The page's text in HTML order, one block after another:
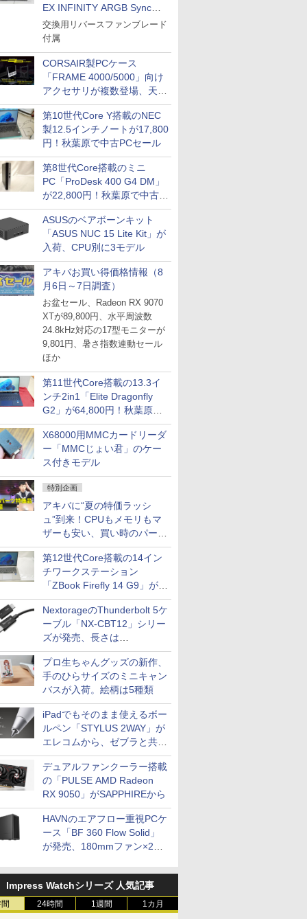
EX INFINITY ARGB Sync」
に単品パッケージ
交換用リバースファンブレード
付属
CORSAIR製PCケース
「FRAME 4000/5000」向け
アクセサリが複数登場、天然
木製パネルや背面コネクタ対
応トレイなど
第10世代Core Y搭載のNEC
製12.5インチノートが17,800
円！秋葉原で中古PCセール
第8世代Core搭載のミニ
PC「ProDesk 400 G4 DM」
が22,800円！秋葉原で中古
PCセール
ASUSのベアボーンキット
「ASUS NUC 15 Lite Kit」が
入荷、CPU別に3モデル
アキバお買い得価格情報（8
月6日～7日調査）
お盆セール、Radeon RX 9070
XTが89,800円、水平周波数
24.8kHz対応の17型モニターが
9,801円、暑さ指数連動セール
ほか
第11世代Core搭載の13.3イ
ンチ2in1「Elite Dragonfly
G2」が64,800円！秋葉原で
中古PCセール
X68000用MMCカードリーダ
ー「MMCじょい君」のケー
ス付きモデル
特別企画
アキバに“夏の特価ラッシ
ュ”到来！CPUもメモリもマ
ザーも安い、買い時のパーツ
は？【8月7日(金)22時配信】
第12世代Core搭載の14イン
チワークステーション
「ZBook Firefly 14 G9」が
79,800円！秋葉原で中古PC
セール
NextorageのThunderbolt 5ケ
ーブル「NX-CBT12」シリー
ズが発売、長さは
30cm/50cm/1mの3種類
プロ生ちゃんグッズの新作、
手のひらサイズのミニキャン
バスが入荷。絵柄は5種類
iPadでもそのまま使えるボー
ルペン「STYLUS 2WAY」が
エレコムから、ゼブラと共同
開発
デュアルファンクーラー搭載
の「PULSE AMD Radeon
RX 9050」がSAPPHIREから
HAVNのエアフロー重視PCケ
ース「BF 360 Flow Solid」
が発売、180mmファン×2搭
Impress Watchシリーズ 人気記事
24時間 1週間 1カ月